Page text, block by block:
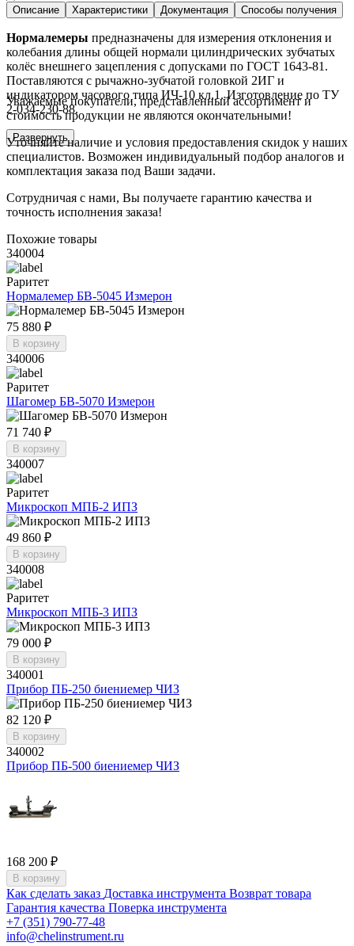
Описание Характеристики Документация Способы получения
Нормалемеры предназначены для измерения отклонения и
колебания длины общей нормали цилиндрических зубчатых
колёс внешнего зацепления с допусками по ГОСТ 1643-81.
Поставляются с рычажно-зубчатой головкой 2ИГ и
индикатором часового типа ИЧ-10 кл.1. Изготовление по ТУ
2-034-230-88.
Развернуть
Уважаемые покупатели, представленный ассортимент и
стоимость продукции не являются окончательными!
Уточняйте наличие и условия предоставления скидок у наших
специалистов. Возможен индивидуальный подбор аналогов и
комплектация заказа под Ваши задачи.
Сотрудничая с нами, Вы получаете гарантию качества и
точность исполнения заказа!
Похожие товары
340004
Раритет
Нормалемер БВ-5045 Измерон
75 880 ₽
В корзину
340006
Раритет
Шагомер БВ-5070 Измерон
71 740 ₽
В корзину
340007
Раритет
Микроскоп МПБ-2 ИПЗ
49 860 ₽
В корзину
340008
Раритет
Микроскоп МПБ-3 ИПЗ
79 000 ₽
В корзину
340001
Прибор ПБ-250 биениемер ЧИЗ
82 120 ₽
В корзину
340002
Прибор ПБ-500 биениемер ЧИЗ
168 200 ₽
В корзину
Как сделать заказ Доставка инструмента Возврат товара
Гарантия качества Поверка инструмента
+7 (351) 790-77-48
info@chelinstrument.ru